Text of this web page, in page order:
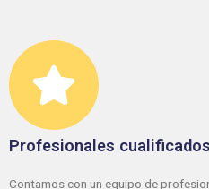
Profesionales cualificados
Contamos con un equipo de